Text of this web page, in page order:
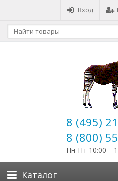
Вход
8 (495)
8 (800)
Пн-Пт
Каталог